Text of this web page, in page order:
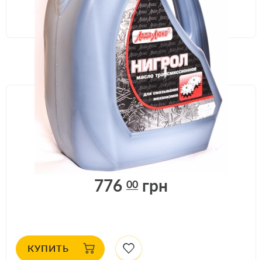
В НАЛИЧИИ
ДОСТУПНО: 10шт.
АРТИКУЛ: 20703
776 00 грн
КУПИТЬ